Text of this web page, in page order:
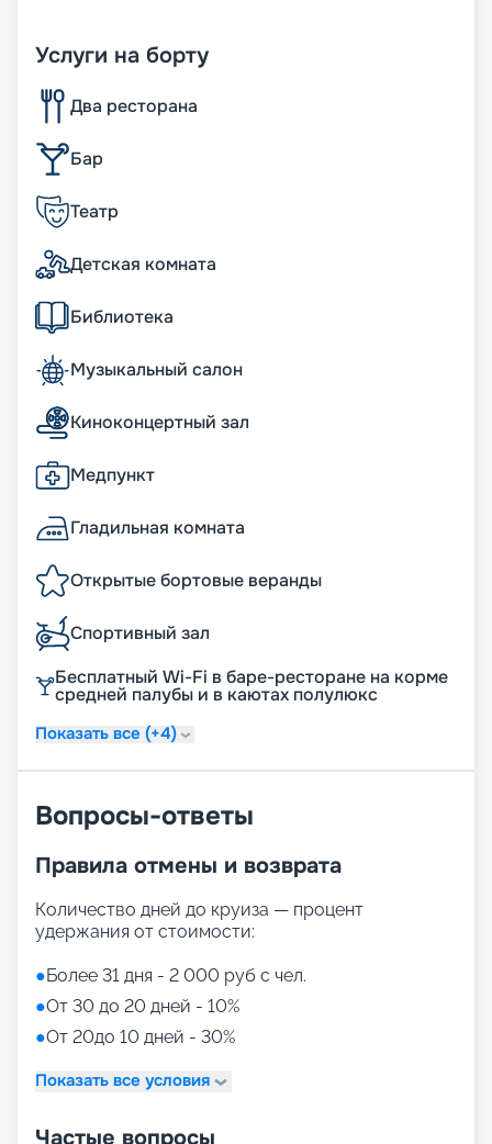
Услуги на борту
Два ресторана
Бар
Театр
Детская комната
Библиотека
Музыкальный салон
Киноконцертный зал
Медпункт
Гладильная комната
Открытые бортовые веранды
Спортивный зал
Бесплатный Wi-Fi в баре-ресторане на корме
средней палубы и в каютах полулюкс
Показать все (+4)
Вопросы-ответы
Правила отмены и возврата
Количество дней до круиза — процент
удержания от стоимости:
●Более 31 дня - 2 000 руб с чел.
●От 30 до 20 дней - 10%
●От 20до 10 дней - 30%
Показать все условия
Частые вопросы